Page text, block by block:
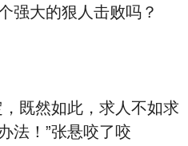
强大的狠人击败吗？
既然如此，求人不如求
！”张悬咬了咬